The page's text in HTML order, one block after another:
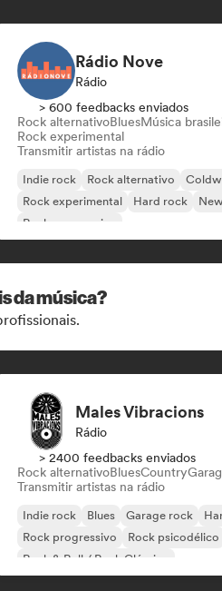
Rádio Nove
Rádio
> 600 feedbacks enviados
Rock alternativoBluesMúsica
Rock experimental
Transmitir artistas na rádio
Indie rock Rock alternativo
Rock experimental
Hard rock
Rock progressivo
da música?
Males Vibracions
Rádio
> 2400 feedbacks enviados
Rock alternativoBluesCountry
Transmitir artistas na rádio
Indie rock Blues Garage rock
Rock progressivo
Rock psicodélico
Rock & Roll / Rock Clássico